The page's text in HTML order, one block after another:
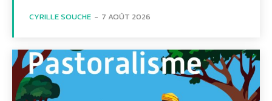
CYRILLE SOUCHE - 7 AOÛT 2026